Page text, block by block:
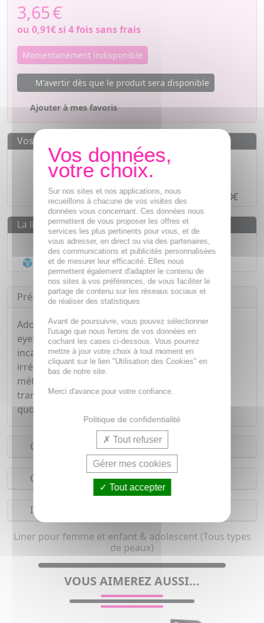
3,65€
ou 0,91€si 4 fois sans frais
Momentanément indisponible
M'avertir dès que le produit sera disponible
Ajouter à mes favoris
Vos avantages
Des prixIMBATTABLES
Paiement en ligneSÉCURISÉ
Paiement en4 fois sans fraisà partir de 30€
La livraison
Livraison gratuite dès55€
Acheminement Chronoposten 24h*
Présentation
Adoptez la gamme Metaliner, composée de 6
eyeliners métalliques aux couleurs intenses et
incandescentes, pour des yeux pétillants et
irrésistibles. Donnez avec ce produit un côté
métallisé à vos yeux ! Facile à appliquer et à
transporter, il est la clé d'une mise en beauté au
quotidien comme pour vos sorties.
Conseils d'utilisation
Composition
Indications
Liner pour femme et enfant & adolescent (Tous types
de peaux)
VOUS AIMEREZ AUSSI...
Sur nos sites et nos applications, nous
recueillons à chacune de vos visites des
données vous concernant. Ces données nous
permettent de vous proposer les offres et
services les plus pertinents pour vous, et de
vous adresser, en direct ou via des partenaires,
des communications et publicités personnalisées
et de mesurer leur efficacité. Elles nous
permettent également d'adapter le contenu de
nos sites à vos préférences, de vous faciliter le
partage de contenu sur les réseaux sociaux et
de réaliser des statistiques
Avant de poursuivre, vous pouvez sélectionner
l'usage que nous ferons de vos données en
cochant les cases ci-dessous. Vous pourrez
mettre à jour votre choix à tout moment en
cliquant sur le lien "Utilisation des Cookies" en
bas de notre site.
Merci d'avance pour votre confiance.
Politique de confidentialité
Tout refuser
Gérer mes cookies
Tout accepter